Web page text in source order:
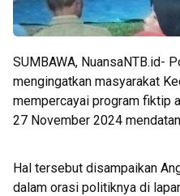
SUMBAWA, NuansaNTB.id-
mengingatkan masyarakat
mempercayai program fiktip
27 November 2024
Hal tersebut disampaikan
dalam orasi politiknya di